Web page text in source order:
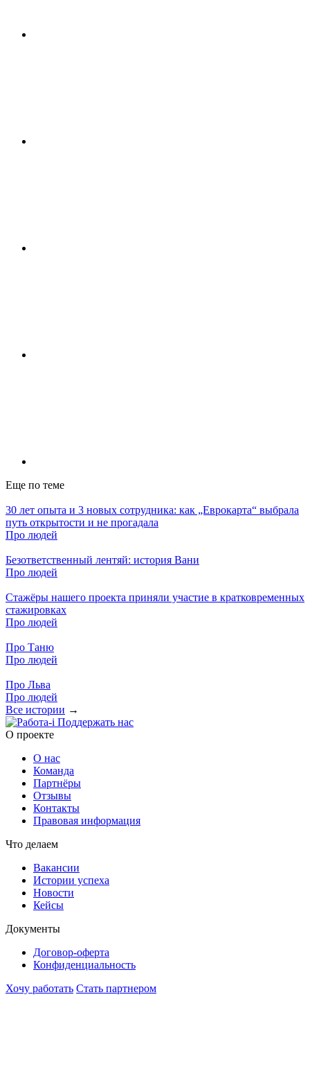
Еще по теме
30 лет опыта и 3 новых сотрудника: как „Еврокарта“ выбрала
путь открытости и не прогадала
Про людей
Безответственный лентяй: история Вани
Про людей
Стажёры нашего проекта приняли участие в кратковременных
стажировках
Про людей
Про Таню
Про людей
Про Льва
Про людей
Все истории →
Поддержать нас
O проекте
О нас
Команда
Партнёры
Отзывы
Контакты
Правовая информация
Что делаем
Вакансии
Истории успеха
Новости
Кейсы
Документы
Договор-оферта
Конфиденциальность
Хочу работать Стать партнером